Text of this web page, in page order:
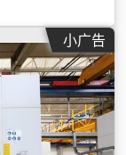
小广告